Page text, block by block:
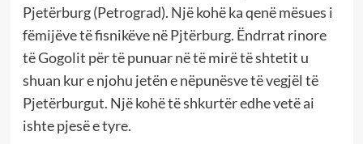
Pjetërburg (Petrograd). Një kohë ka qenë mësues i
fëmijëve të fisnikëve në Pjtërburg. Ëndrrat rinore
të Gogolit për të punuar në të mirë të shtetit u
shuan kur e njohu jetën e nëpunësve të vegjël të
Pjetërburgut. Një kohë të shkurtër edhe vetë ai
ishte pjesë e tyre.